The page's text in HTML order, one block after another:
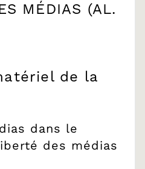
MÉDIAS (AL.
de la
dans le
des médias